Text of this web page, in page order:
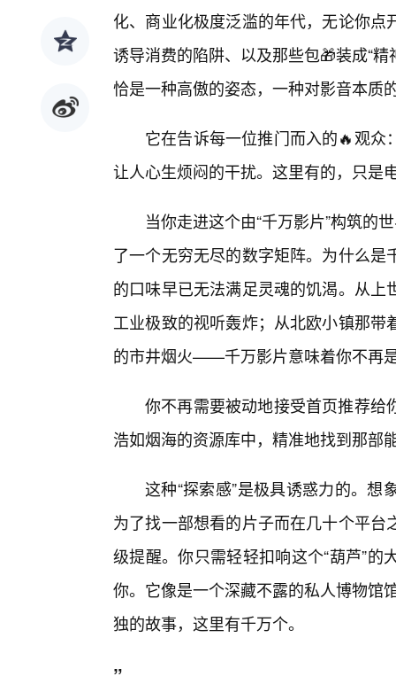
化、商业化极度泛滥的年代，无论你
诱导消费的陷阱、以及那些包🎁装成“
恰是一种高傲的姿态，一种对影音本质
它在告诉每一位推门而入的🔥观
让人心生烦闷的干扰。这里有的，只是
当你走进这个由“千万影片”构筑的
了一个无穷无尽的数字矩阵。为什么
的口味早已无法满足灵魂的饥渴。从
工业极致的视听轰炸；从北欧小镇那
的市井烟火——千万影片意味着你不再
你不再需要被动地接受首页推荐给
浩如烟海的资源库中，精准地找到那部
这种“探索感”是极具诱惑力的。
为了找一部想看的片子而在几十个平
级提醒。你只需轻轻扣响这个“葫芦”
你。它像是一个深藏不露的私人博物馆
独的故事，这里有千万个。
”